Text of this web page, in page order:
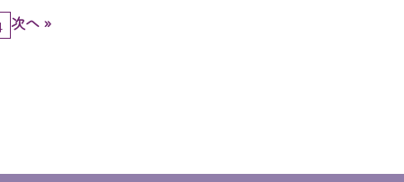
次へ »